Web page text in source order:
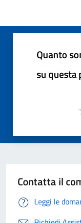
Quanto
su questa
Contatta il
Leggi le